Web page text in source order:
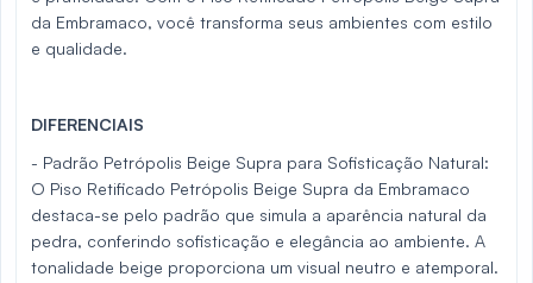
da Embramaco, você transforma seus ambientes com estilo
e qualidade.
DIFERENCIAIS
- Padrão Petrópolis Beige Supra para Sofisticação Natural:
O Piso Retificado Petrópolis Beige Supra da Embramaco
destaca-se pelo padrão que simula a aparência natural da
pedra, conferindo sofisticação e elegância ao ambiente. A
tonalidade beige proporciona um visual neutro e atemporal.